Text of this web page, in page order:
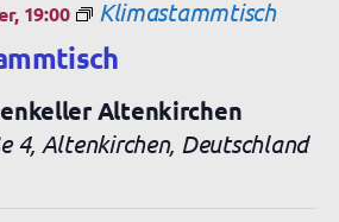
19:00 Klimastammtisch
Altenkirchen
4, Altenkirchen, Deutschland